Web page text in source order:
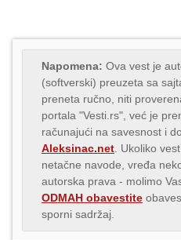
Napomena: Ova vest je
(softverski) preuzeta sa
preneta ručno, niti
portala "Vesti.rs", već je
računajući na savesnost i
Aleksinac.net . Ukoliko
netačne navode, vređa
autorska prava - molimo
ODMAH obavestite
sporni sadržaj.